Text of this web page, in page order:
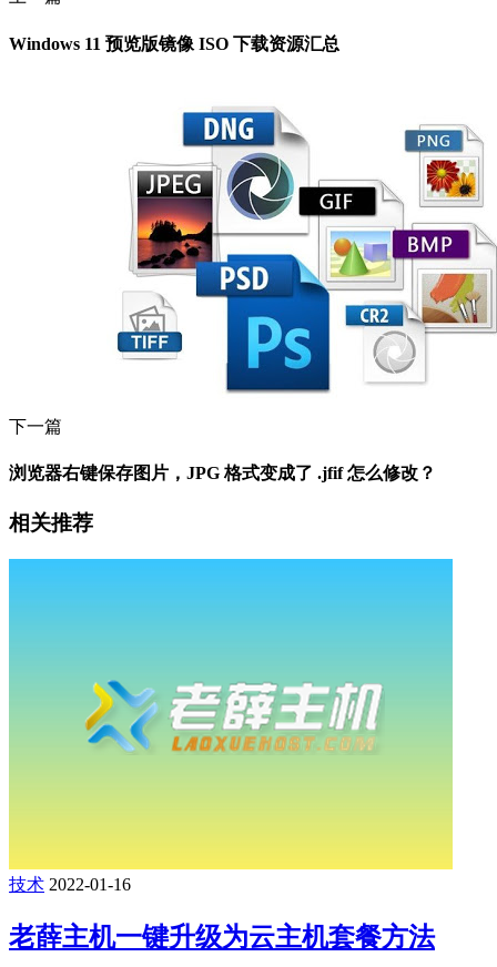
Windows 11 预览版镜像 ISO 下载资源汇总
下一篇
浏览器右键保存图片，JPG 格式变成了 .jfif 怎么修改？
相关推荐
技术 2022-01-16
老薛主机一键升级为云主机套餐方法